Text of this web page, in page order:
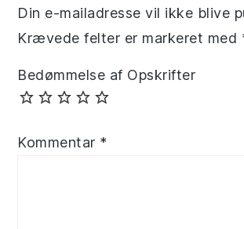
Din e-mailadresse vil ikke blive
Krævede felter er markeret med
Bedømmelse af Opskrifter
Kommentar *